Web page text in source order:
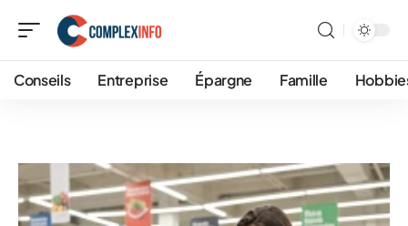
Conseils Entreprise Épargne Famille